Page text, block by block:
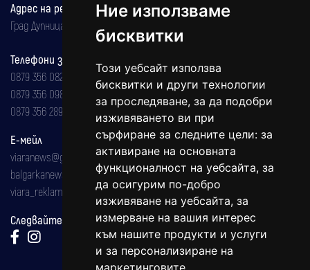
Ние използваме
бисквитки
Този уебсайт използва
бисквитки и други технологии
за проследяване, за да подобри
изживяването ви при
сърфиране за следните цели: за
активиране на основната
функционалност на уебсайта, за
да осигурим по-добро
изживяване на уебсайта, за
измерване на вашия интерес
към нашите продукти и услуги
и за персонализиране на
маркетинговите
Адрес на редакцията
Град Дупница, ул.''Христо Ботев" 43
Телефони за реклама и абонаменти
0879 356 082
0879 356 098
0879 356 289
Е-мейл
viaranews@gmail.com
balgarkanews@gmail.com
viara_reklama@mail.bg
Следвайте ни: